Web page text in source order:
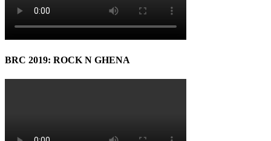
BRC 2019: ROCK N GHENA